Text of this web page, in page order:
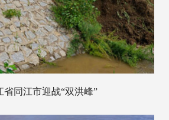
省同江市迎战“双洪峰”